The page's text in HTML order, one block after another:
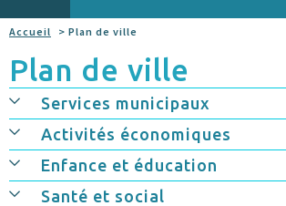
Accueil > Plan de ville
Plan de ville
Services municipaux
Activités économiques
Enfance et éducation
Santé et social